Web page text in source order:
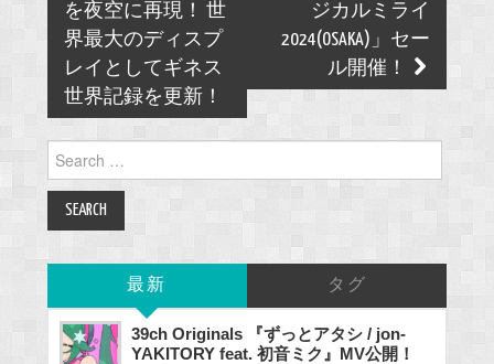
を夜空に再現！ 世
界最大のディスプ
レイとしてギネス
世界記録を更新！
ジカルミライ
2024(OSAKA)」セー
ル開催！
for:
最新 タグ
39ch Originals 『ずっとアタシ / jon-
YAKITORY feat. 初音ミク』MV公開！